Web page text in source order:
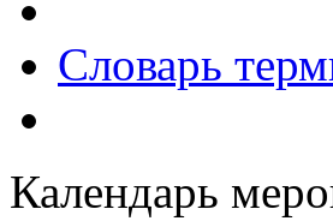
Словарь
Календарь